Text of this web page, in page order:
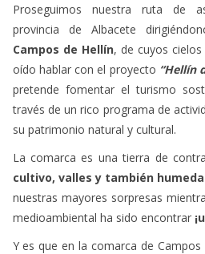
Proseguimos nuestra ruta de
provincia de Albacete
Campos de Hellín, de cuyos
oído hablar con el proyecto “Hellín
pretende fomentar el turismo
través de un rico programa de
su patrimonio natural y cultural.
La comarca es una tierra de
cultivo, valles y también
nuestras mayores sorpresas
medioambiental ha sido encontrar
Y es que en la comarca de